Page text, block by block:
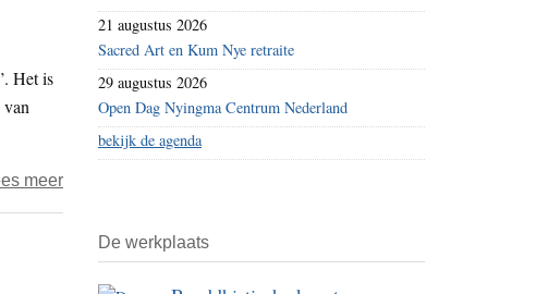
Het is
meerover
21 augustus 2026
Sacred Art en Kum Nye retraite
29 augustus 2026
Open Dag Nyingma Centrum Nederland
bekijk de agenda
De werkplaats